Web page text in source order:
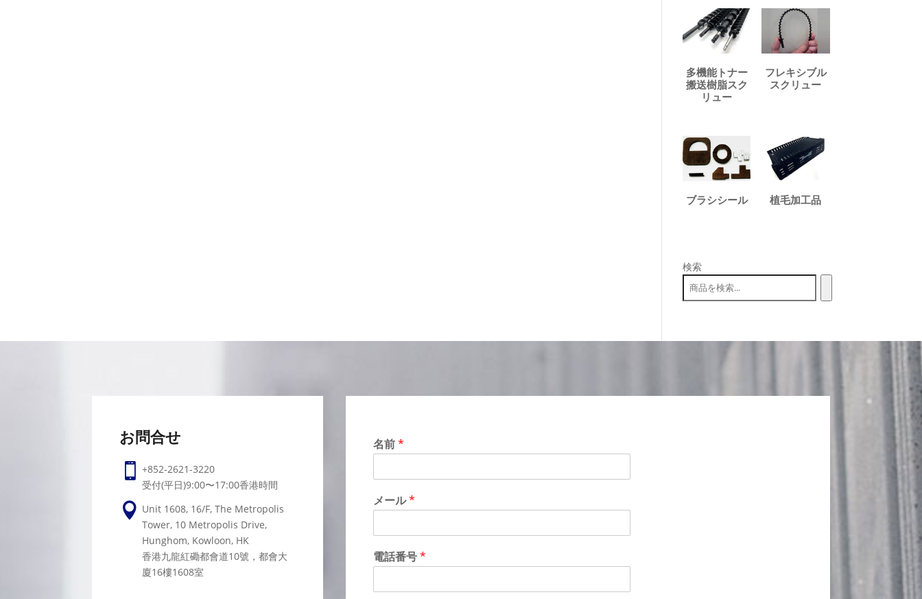
多機能トナー
搬送樹脂スク
リュー
フレキシブル
スクリュー
ブラシシール 植毛加工品
検索
お問合せ
 +852-2621-3220
受付(平日)9:00〜17:00香港時間
 Unit 1608, 16/F, The Metropolis
Tower, 10 Metropolis Drive,
Hunghom, Kowloon, HK
香港九龍紅磡都會道10號，都會大
廈16樓1608室
名前*
メール*
電話番号*